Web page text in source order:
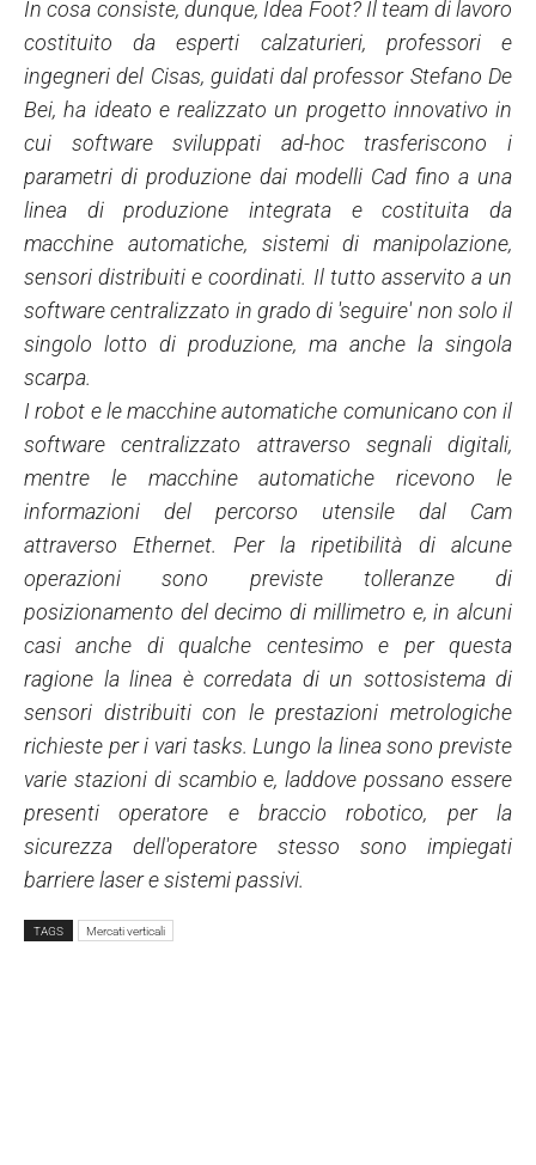
In cosa consiste, dunque, Idea Foot? Il team di lavoro
costituito da esperti calzaturieri, professori e
ingegneri del Cisas, guidati dal professor Stefano De
Bei, ha ideato e realizzato un progetto innovativo in
cui software sviluppati ad-hoc trasferiscono i
parametri di produzione dai modelli Cad fino a una
linea di produzione integrata e costituita da
macchine automatiche, sistemi di manipolazione,
sensori distribuiti e coordinati. Il tutto asservito a un
software centralizzato in grado di 'seguire' non solo il
singolo lotto di produzione, ma anche la singola
scarpa.
I robot e le macchine automatiche comunicano con il
software centralizzato attraverso segnali digitali,
mentre le macchine automatiche ricevono le
informazioni del percorso utensile dal Cam
attraverso Ethernet. Per la ripetibilità di alcune
operazioni sono previste tolleranze di
posizionamento del decimo di millimetro e, in alcuni
casi anche di qualche centesimo e per questa
ragione la linea è corredata di un sottosistema di
sensori distribuiti con le prestazioni metrologiche
richieste per i vari tasks. Lungo la linea sono previste
varie stazioni di scambio e, laddove possano essere
presenti operatore e braccio robotico, per la
sicurezza dell'operatore stesso sono impiegati
barriere laser e sistemi passivi.
TAGS Mercati verticali